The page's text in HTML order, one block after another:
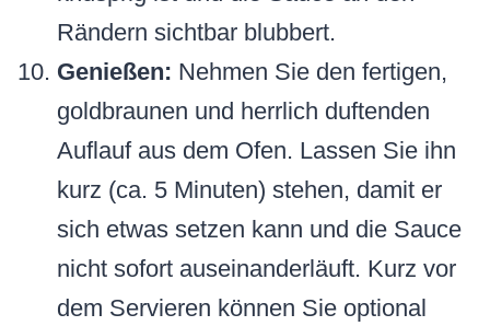
Rändern sichtbar blubbert.
Genießen: Nehmen Sie den fertigen,
goldbraunen und herrlich duftenden
Auflauf aus dem Ofen. Lassen Sie ihn
kurz (ca. 5 Minuten) stehen, damit er
sich etwas setzen kann und die Sauce
nicht sofort auseinanderläuft. Kurz vor
dem Servieren können Sie optional